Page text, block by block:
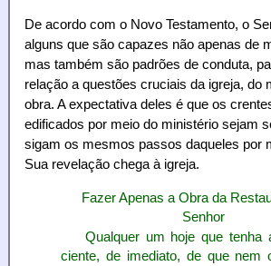
De acordo com o Novo Testamento, o
alguns que são capazes não apenas de
mas também são padrões de conduta,
relação a questões cruciais da igreja, do
obra. A expectativa deles é que os
edificados por meio do ministério sejam
sigam os mesmos passos daqueles por
Sua revelação chega à igreja.
Fazer Apenas a Obra da
Senhor
Qualquer um hoje que tenha
ciente, de imediato, de que nem